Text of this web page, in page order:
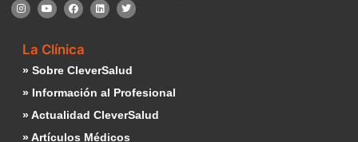
La Clínica
» Sobre CleverSalud
» Información al Profesional
» Actualidad CleverSalud
» Artículos Médicos